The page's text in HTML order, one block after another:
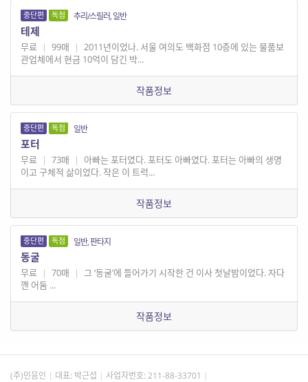
중단편 독점 추리/스릴러, 일반
테제
무료 | 99매 | 2011년이었나. 서울 여의도 백화점 10층에 있는 물품보
관업체에서 현금 10억이 담긴 박...
작품정보
중단편 독점 일반
포터
무료 | 73매 |
아빠는 포터였다. 포터도 아빠였다. 포터는 아빠의 생명
이고 구체적 삶이었다. 작은 이 트럭...
작품정보
중단편 독점 일반, 판타지
동굴
무료 | 70매 | 그 ‘동굴’에 들어가기 시작한 건 이사 첫날밤이었다. 자다
깬 어둠 ...
작품정보
(주)민음인 대표: 박근섭 사업자번호: 211-88-33701